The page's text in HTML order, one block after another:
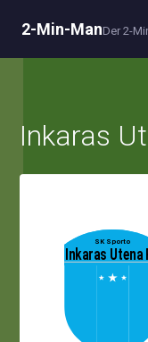
2-Min-ManDer 2-
Inkaras